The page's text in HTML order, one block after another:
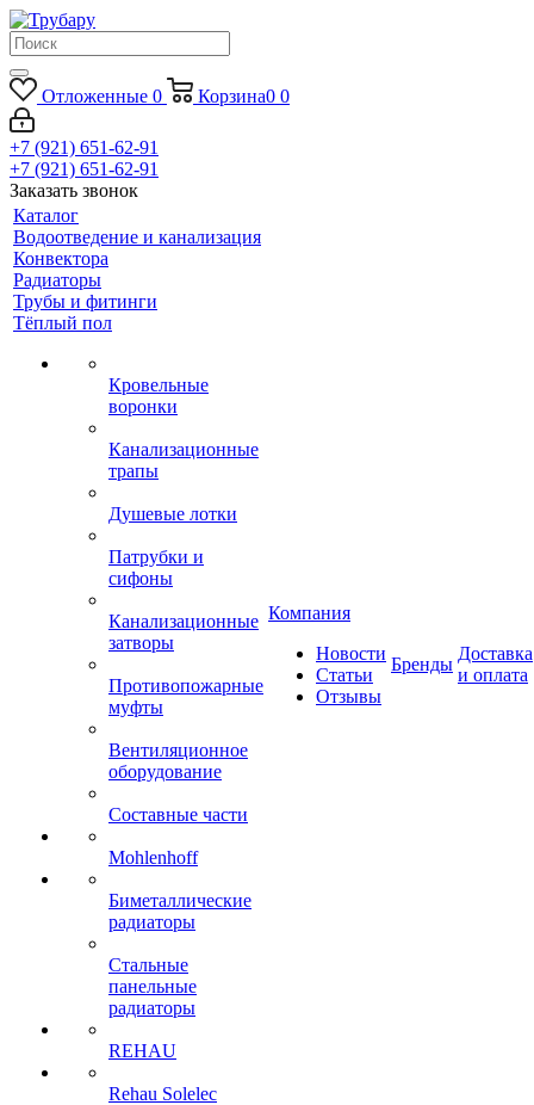
Отложенные 0 Корзина0 0
+7 (921) 651-62-91
+7 (921) 651-62-91
Заказать звонок
Каталог
Водоотведение и канализация
Конвектора
Радиаторы
Трубы и фитинги
Тёплый пол
Кровельные
воронки
Канализационные
трапы
Душевые лотки
Патрубки и
сифоны
Канализационные
затворы
Противопожарные
муфты
Вентиляционное
оборудование
Составные части
Mohlenhoff
Биметаллические
радиаторы
Стальные
панельные
радиаторы
REHAU
Rehau Solelec
Компания
Новости
Статьи
Отзывы
Бренды
Доставка
и оплата